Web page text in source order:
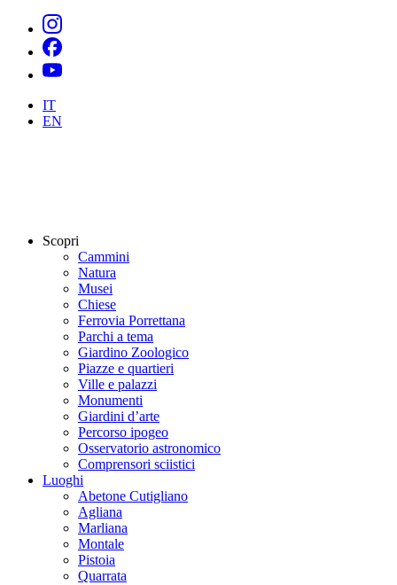
IT
EN
Scopri
Cammini
Natura
Musei
Chiese
Ferrovia Porrettana
Parchi a tema
Giardino Zoologico
Piazze e quartieri
Ville e palazzi
Monumenti
Giardini d’arte
Percorso ipogeo
Osservatorio astronomico
Comprensori sciistici
Luoghi
Abetone Cutigliano
Agliana
Marliana
Montale
Pistoia
Quarrata